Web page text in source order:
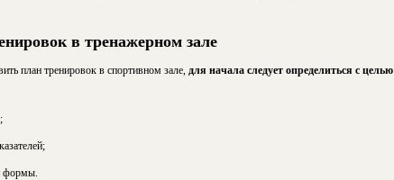
в тренажерном зале
план тренировок в спортивном зале, для начала следует определиться с целью
формы.